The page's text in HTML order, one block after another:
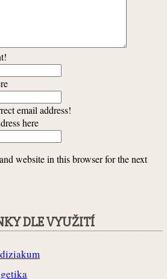
email address!
here
website in this browser for the next
DLE VYUŽITÍ